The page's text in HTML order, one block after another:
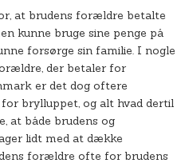
at brudens forældre betalte
kunne bruge sine penge på
forsørge sin familie. I nogle
der betaler for
er det dog oftere
brylluppet, og alt hvad dertil
at både brudens og
lidt med at dække
forældre ofte for brudens